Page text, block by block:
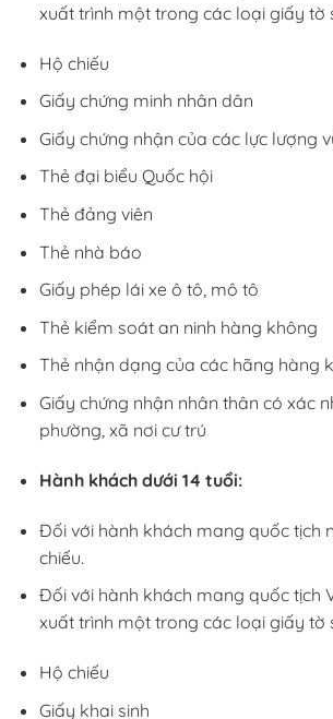
xuất trình một trong các loại giấy tờ
Hộ chiếu
Giấy chứng minh nhân dân
Giấy chứng nhận của các lực lượng
Thẻ đại biểu Quốc hội
Thẻ đảng viên
Thẻ nhà báo
Giấy phép lái xe ô tô, mô tô
Thẻ kiểm soát an ninh hàng không
Thẻ nhận dạng của các hãng hàng
Giấy chứng nhận nhân thân có xác
phường, xã nơi cư trú
Hành khách dưới 14 tuổi:
Đối với hành khách mang quốc tịch
chiếu.
Đối với hành khách mang quốc tịch
xuất trình một trong các loại giấy tờ
Hộ chiếu
Giấy khai sinh